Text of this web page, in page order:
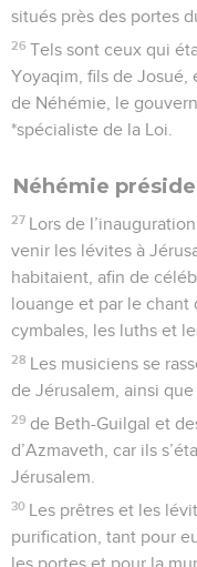
situés près des portes
26 Tels sont ceux qui
Yoyaqim, fils de Josué,
de Néhémie, le
*spécialiste de la Loi.
Néhémie
27 Lors de
venir les lévites à
habitaient, afin de
louange et par le chant
cymbales, les luths et
28 Les musiciens se
de Jérusalem, ainsi
29 de Beth-Guilgal et
d’Azmaveth, car ils
Jérusalem.
30 Les prêtres et les
purification, tant pour
les portes et pour la